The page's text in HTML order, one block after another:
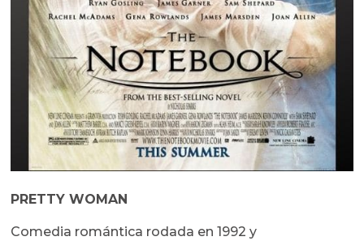
PRETTY WOMAN
Comedia romántica rodada en 1992 y